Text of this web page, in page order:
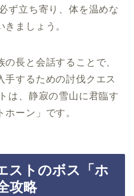
ず立ち寄り、体を温めな
ましょう。
長と会話することで、
手するための討伐クエス
は、静寂の雪山に君臨す
ーン」です。
ストのボス「ホ
攻略